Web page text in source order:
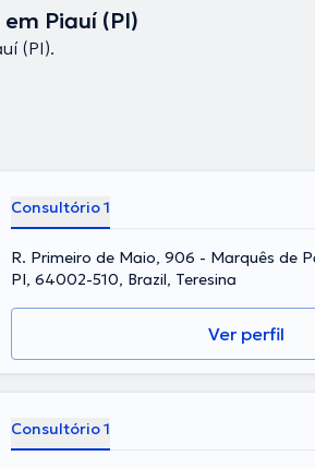
Piauí (PI)
(PI).
Consultório 1
R. Primeiro de Maio, 906 - Marquês de
PI, 64002-510, Brazil, Teresina
Ver perfil
Consultório 1